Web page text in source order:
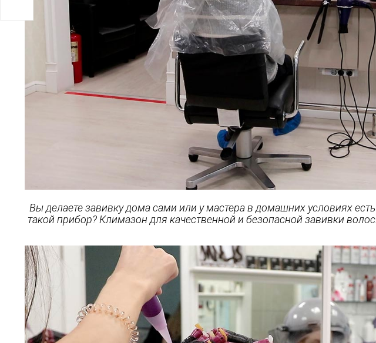
Вы делаете завивку дома сами или у мастера в домашних условиях есть
такой прибор? Климазон для качественной и безопасной завивки волос.